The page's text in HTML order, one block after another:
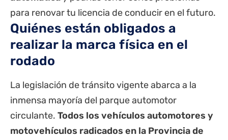
para renovar tu licencia de conducir en el futuro.
Quiénes están obligados a
realizar la marca física en el
rodado
La legislación de tránsito vigente abarca a la
inmensa mayoría del parque automotor
circulante. Todos los vehículos automotores y
motovehículos radicados en la Provincia de